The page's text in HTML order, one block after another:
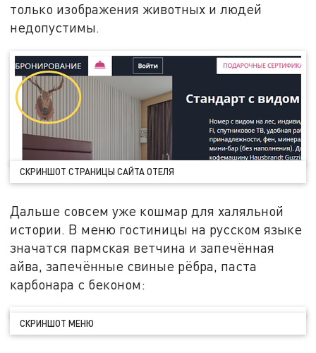
только изображения животных и людей
недопустимы.
СКРИНШОТ СТРАНИЦЫ САЙТА ОТЕЛЯ
Дальше совсем уже кошмар для халяльной
истории. В меню гостиницы на русском языке
значатся пармская ветчина и запечённая
айва, запечённые свиные рёбра, паста
карбонара с беконом:
СКРИНШОТ МЕНЮ